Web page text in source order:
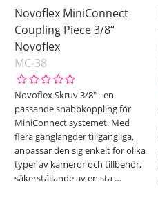
Novoflex MiniConnect
Coupling Piece 3/8“
Novoflex
MC-38
Novoflex Skruv 3/8" - en
passande snabbkoppling för
MiniConnect systemet. Med
flera gänglängder tillgängliga,
anpassar den sig enkelt för olika
typer av kameror och tillbehör,
säkerställande av en sta …